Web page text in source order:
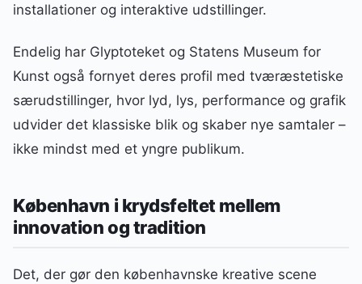
installationer og interaktive udstillinger.
Endelig har Glyptoteket og Statens Museum for
Kunst også fornyet deres profil med tværæstetiske
særudstillinger, hvor lyd, lys, performance og grafik
udvider det klassiske blik og skaber nye samtaler –
ikke mindst med et yngre publikum.
København i krydsfeltet mellem
innovation og tradition
Det, der gør den københavnske kreative scene